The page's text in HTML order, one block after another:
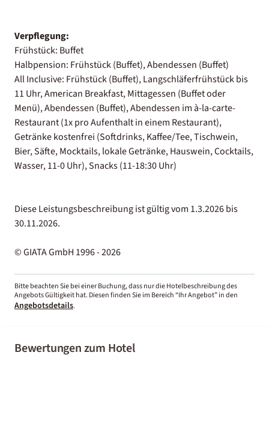
Verpflegung:
Frühstück: Buffet
Halbpension: Frühstück (Buffet), Abendessen (Buffet)
All Inclusive: Frühstück (Buffet), Langschläferfrühstück bis
11 Uhr, American Breakfast, Mittagessen (Buffet oder
Menü), Abendessen (Buffet), Abendessen im à-la-carte-
Restaurant (1x pro Aufenthalt in einem Restaurant),
Getränke kostenfrei (Softdrinks, Kaffee/Tee, Tischwein,
Bier, Säfte, Mocktails, lokale Getränke, Hauswein, Cocktails,
Wasser, 11-0 Uhr), Snacks (11-18:30 Uhr)
Diese Leistungsbeschreibung ist gültig vom 1.3.2026 bis
30.11.2026.
© GIATA GmbH 1996 - 2026
Bitte beachten Sie bei einer Buchung, dass nur die Hotelbeschreibung des
Angebots Gültigkeit hat. Diesen finden Sie im Bereich “Ihr Angebot” in den
Angebotsdetails.
Bewertungen zum Hotel